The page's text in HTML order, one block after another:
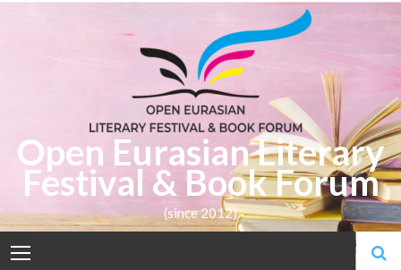
Open Eurasian Literary
Festival & Book Forum
(since 2012)